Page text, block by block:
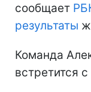
сообщает
результаты
Команда
встретится